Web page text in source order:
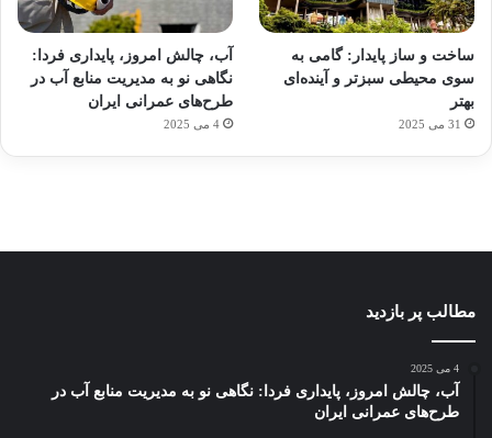
ساخت و ساز پایدار: گامی به
سوی محیطی سبزتر و آینده‌ای
بهتر
31 می 2025
آب، چالش امروز، پایداری فردا:
نگاهی نو به مدیریت منابع آب در
طرح‌های عمرانی ایران
4 می 2025
آماده
برای
کشف
توسط
ژاکت
در
ی سفر
مجازی
…
توسط
ورزش
با
ساعت
هوشمند
عکاسی
با طعم
توسط
ژاکت
در
هدفون
های
2023
توسط
ژاکت
مطالب پر بازدید
4 می 2025
آب، چالش امروز، پایداری فردا: نگاهی نو به مدیریت منابع آب در
طرح‌های عمرانی ایران